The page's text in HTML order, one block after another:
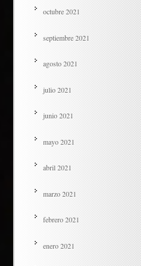
octubre 2021
septiembre 2021
agosto 2021
julio 2021
junio 2021
mayo 2021
abril 2021
marzo 2021
febrero 2021
enero 2021